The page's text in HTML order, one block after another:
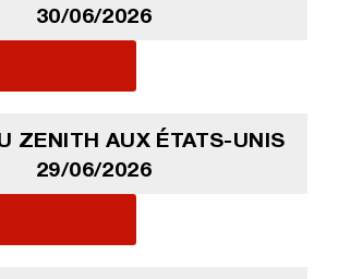
30/06/2026
ZENITH AUX ÉTATS-UNIS
29/06/2026